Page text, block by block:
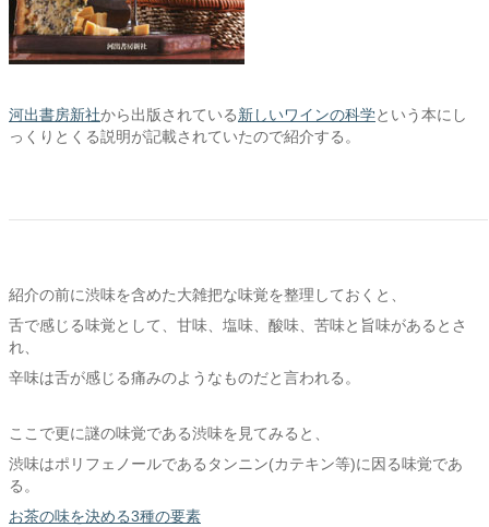
河出書房新社から出版されている新しいワインの科学という本にし
っくりとくる説明が記載されていたので紹介する。
紹介の前に渋味を含めた大雑把な味覚を整理しておくと、
舌で感じる味覚として、甘味、塩味、酸味、苦味と旨味があるとさ
れ、
辛味は舌が感じる痛みのようなものだと言われる。
ここで更に謎の味覚である渋味を見てみると、
渋味はポリフェノールであるタンニン(カテキン等)に因る味覚であ
る。
お茶の味を決める3種の要素